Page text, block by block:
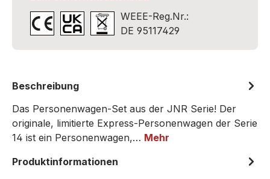
WEEE-Reg.Nr.:
DE 95117429
Beschreibung
Das Personenwagen-Set aus der JNR Serie! Der
originale, limitierte Express-Personenwagen der Serie
14 ist ein Personenwagen,… Mehr
Produktinformationen